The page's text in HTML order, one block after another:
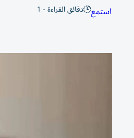
استمع دقائق القراءة - 1